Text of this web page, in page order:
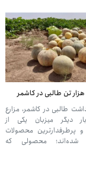
طالبی در کاشمر، مزارع
دیگر میزبان یکی از
پرطرفدارترین محصولات
شده‌اند؛ محصولی که